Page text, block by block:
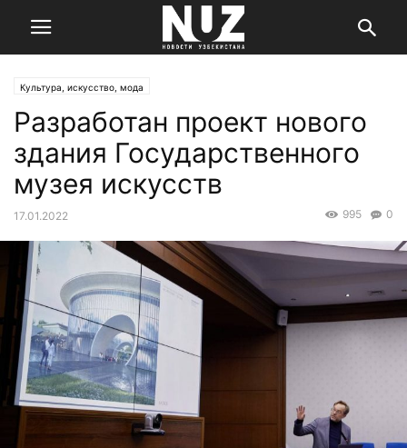
Культура, искусство, мода
Разработан проект нового
здания Государственного
музея искусств
17.01.2022 0
995